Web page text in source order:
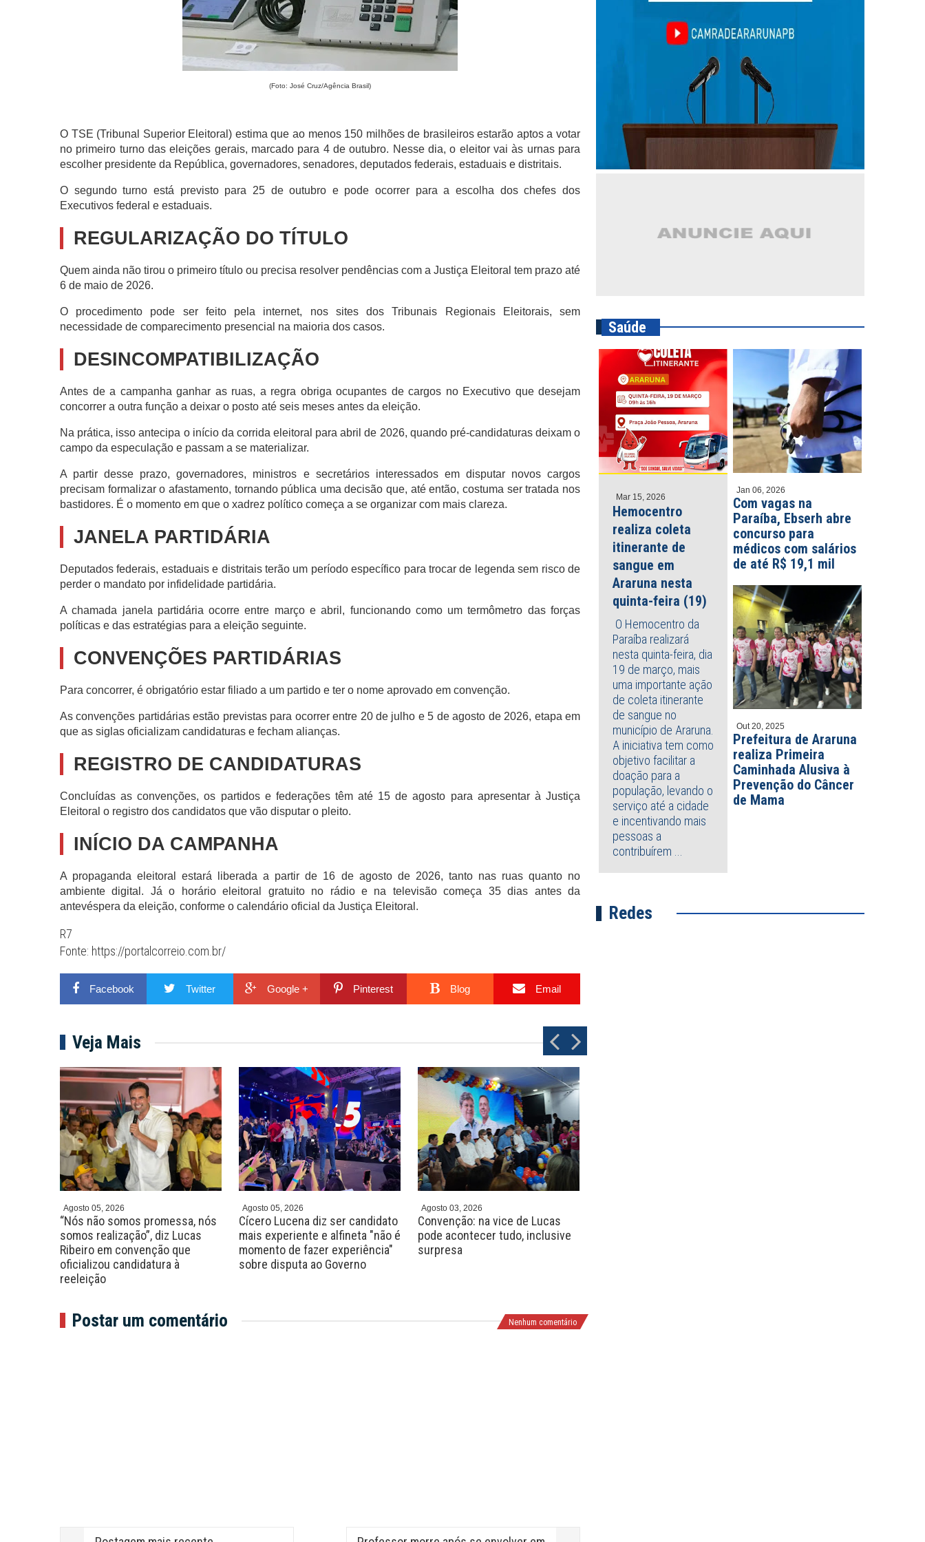
(Foto: José Cruz/Agência Brasil)
O TSE (Tribunal Superior Eleitoral) estima que ao menos 150 milhões de brasileiros estarão aptos a votar
no primeiro turno das eleições gerais, marcado para 4 de outubro. Nesse dia, o eleitor vai às urnas para
escolher presidente da República, governadores, senadores, deputados federais, estaduais e distritais.
O segundo turno está previsto para 25 de outubro e pode ocorrer para a escolha dos chefes dos
Executivos federal e estaduais.
REGULARIZAÇÃO DO TÍTULO
Quem ainda não tirou o primeiro título ou precisa resolver pendências com a Justiça Eleitoral tem prazo até
6 de maio de 2026.
O procedimento pode ser feito pela internet, nos sites dos Tribunais Regionais Eleitorais, sem
necessidade de comparecimento presencial na maioria dos casos.
DESINCOMPATIBILIZAÇÃO
Antes de a campanha ganhar as ruas, a regra obriga ocupantes de cargos no Executivo que desejam
concorrer a outra função a deixar o posto até seis meses antes da eleição.
Na prática, isso antecipa o início da corrida eleitoral para abril de 2026, quando pré-candidaturas deixam o
campo da especulação e passam a se materializar.
A partir desse prazo, governadores, ministros e secretários interessados em disputar novos cargos
precisam formalizar o afastamento, tornando pública uma decisão que, até então, costuma ser tratada nos
bastidores. É o momento em que o xadrez político começa a se organizar com mais clareza.
JANELA PARTIDÁRIA
Deputados federais, estaduais e distritais terão um período específico para trocar de legenda sem risco de
perder o mandato por infidelidade partidária.
A chamada janela partidária ocorre entre março e abril, funcionando como um termômetro das forças
políticas e das estratégias para a eleição seguinte.
CONVENÇÕES PARTIDÁRIAS
Para concorrer, é obrigatório estar filiado a um partido e ter o nome aprovado em convenção.
As convenções partidárias estão previstas para ocorrer entre 20 de julho e 5 de agosto de 2026, etapa em
que as siglas oficializam candidaturas e fecham alianças.
REGISTRO DE CANDIDATURAS
Concluídas as convenções, os partidos e federações têm até 15 de agosto para apresentar à Justiça
Eleitoral o registro dos candidatos que vão disputar o pleito.
INÍCIO DA CAMPANHA
A propaganda eleitoral estará liberada a partir de 16 de agosto de 2026, tanto nas ruas quanto no
ambiente digital. Já o horário eleitoral gratuito no rádio e na televisão começa 35 dias antes da
antevéspera da eleição, conforme o calendário oficial da Justiça Eleitoral.
R7
Fonte: https://portalcorreio.com.br/
Facebook Twitter Google + Pinterest Blog Email
Veja Mais
Agosto 05, 2026
“Nós não somos promessa, nós
somos realização”, diz Lucas
Ribeiro em convenção que
oficializou candidatura à
reeleição
Agosto 05, 2026
Cícero Lucena diz ser candidato
mais experiente e alfineta "não é
momento de fazer experiência"
sobre disputa ao Governo
Agosto 03, 2026
Convenção: na vice de Lucas
pode acontecer tudo, inclusive
surpresa
P
r
e
v
N
e
x
t
Postar um comentário Nenhum comentário
Saúde
Mar 15, 2026
Hemocentro
realiza coleta
itinerante de
sangue em
Araruna nesta
quinta-feira (19)
O Hemocentro da
Paraíba realizará
nesta quinta-feira, dia
19 de março, mais
uma importante ação
de coleta itinerante
de sangue no
município de Araruna.
A iniciativa tem como
objetivo facilitar a
doação para a
população, levando o
serviço até a cidade
e incentivando mais
pessoas a
contribuírem ...
Jan 06, 2026
Com vagas na
Paraíba, Ebserh abre
concurso para
médicos com salários
de até R$ 19,1 mil
Out 20, 2025
Prefeitura de Araruna
realiza Primeira
Caminhada Alusiva à
Prevenção do Câncer
de Mama
Redes